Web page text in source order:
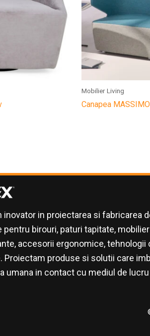
Mobilier Living
Canapea MASSIMO
inovator in proiectarea si fabricarea
birouri, paturi tapitate,
accesorii ergonomice, tehnologii
Proiectam produse si solutii care
umana in contact cu mediul de